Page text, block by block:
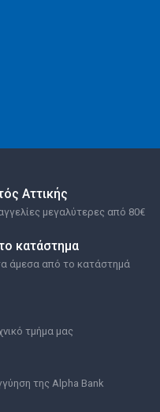
Αττικής
μεγαλύτερες από 80€
κατάστημα
άμεσα από το κατάστημά
τμήμα μας
της Alpha Bank